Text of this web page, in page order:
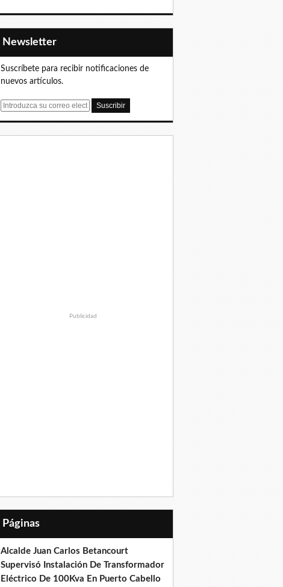
Newsletter
Suscríbete para recibir notificaciones de
nuevos artículos.
E
Publicidad
Páginas
Alcalde Juan Carlos Betancourt
Supervisó Instalación De Transformador
Eléctrico De 100Kva En Puerto Cabello